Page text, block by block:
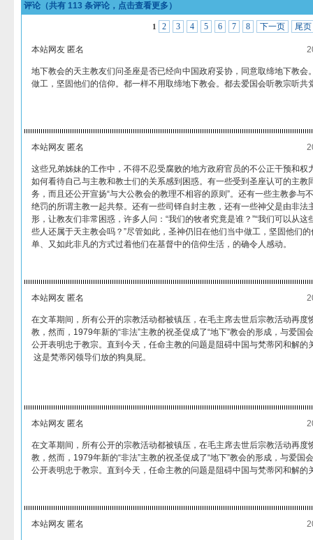
评论（共有 113 条评论，点击查看更多）
1 2 3 4 5 6 7 8 下一页 尾页
本站网友 匿名
地下教会的天主教友们问圣座是否已经向中国政府妥协，同意取缔地下教会
做工，坚固他们的信仰。都一样不用取缔地下教会。都去爱国会听教宗听共
本站网友 匿名
这些兄弟姊妹的工作中，不得不忍受腐败的地方政府官员的不公正干预和权
如何看待自己与主教和教士们的关系感到困惑。有一些受到圣座认可的主教
务，而且还公开宣扬“与大公教会的教理不相容的原则”。还有一些主教参与
绝罚的所谓主教一起共祭。还有一些司铎自封主教，还有一些神父是由非法
形，让教友们非常困惑，许多人问：“我们的牧者究竟是谁？”“我们可以从这
些人还属于天主教会吗？”尽管如此，圣神仍旧在他们当中做工，坚固他们
单、又如此非凡的方式过着他们在基督中的信仰生活，的确令人感动。
本站网友 匿名
在文革期间，所有公开的宗教活动都被镇压，在毛主席去世后宗教活动再度
教，然而，1979年新的“非法”主教的祝圣促成了“地下”教会的形成，与爱国
公开表明忠于教宗。直到今天，任命主教的问题是阻碍中国与梵蒂冈和解的
这是梵蒂冈领导们放的狗臭屁。
本站网友 匿名
在文革期间，所有公开的宗教活动都被镇压，在毛主席去世后宗教活动再度
教，然而，1979年新的“非法”主教的祝圣促成了“地下”教会的形成，与爱国
公开表明忠于教宗。直到今天，任命主教的问题是阻碍中国与梵蒂冈和解的
本站网友 匿名